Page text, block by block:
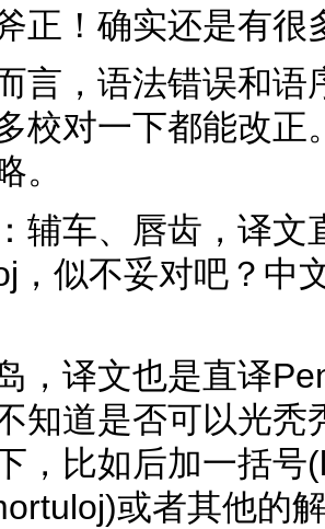
正！确实还是有很
言，语法错误和语
校对一下都能改正
。
辅车、唇齿，译
，似不妥对吧？中
，译文也是直译
知道是否可以光秃
，比如后加一括
或者其他的